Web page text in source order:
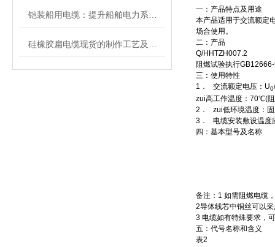
一：产品特点及用途
本产品适用于交流额定
场合使用。
二：产品
Q/HHTZH007.2
阻燃试验执行
三：使用特性
1． 交流额定电压：U0
zui高工作温度：70℃(
2． zui低环境温度：
3． 电缆安装敷设温
四：基本型号及名称
备注：1 如需阻燃电缆
2导体线芯中铜丝可以
3 电缆如有特殊要求，
五：代号名称和含义
表2